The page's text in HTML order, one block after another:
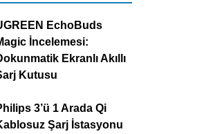
EchoBuds
İncelemesi:
Ekranlı Akıllı
Kutusu
3’ü 1 Arada Qi
Şarj İstasyonu